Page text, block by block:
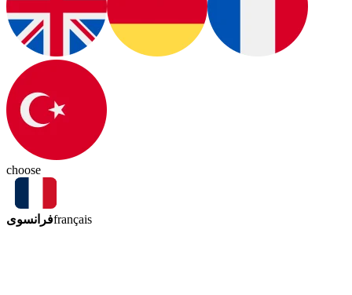
choose
فرانسویfrançais